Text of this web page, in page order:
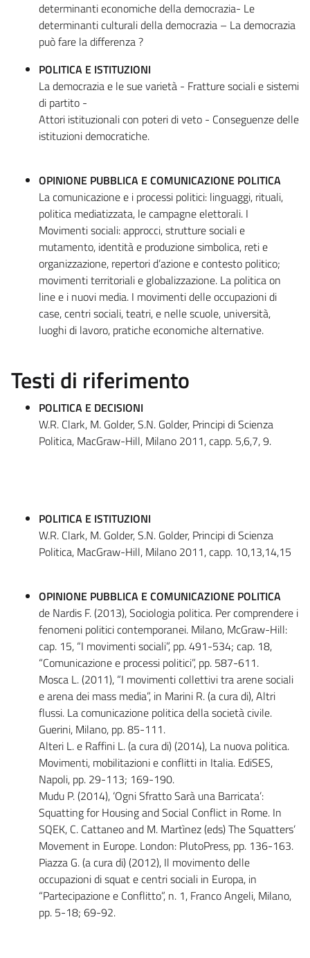
determinanti economiche della democrazia- Le
determinanti culturali della democrazia – La democrazia
può fare la differenza ?
POLITICA E ISTITUZIONI
La democrazia e le sue varietà - Fratture sociali e sistemi
di partito -
Attori istituzionali con poteri di veto - Conseguenze delle
istituzioni democratiche.
OPINIONE PUBBLICA E COMUNICAZIONE POLITICA
La comunicazione e i processi politici: linguaggi, rituali,
politica mediatizzata, le campagne elettorali. I
Movimenti sociali: approcci, strutture sociali e
mutamento, identità e produzione simbolica, reti e
organizzazione, repertori d’azione e contesto politico;
movimenti territoriali e globalizzazione. La politica on
line e i nuovi media. I movimenti delle occupazioni di
case, centri sociali, teatri, e nelle scuole, università,
luoghi di lavoro, pratiche economiche alternative.
Testi di riferimento
POLITICA E DECISIONI
W.R. Clark, M. Golder, S.N. Golder, Principi di Scienza
Politica, MacGraw-Hill, Milano 2011, capp. 5,6,7, 9.
POLITICA E ISTITUZIONI
W.R. Clark, M. Golder, S.N. Golder, Principi di Scienza
Politica, MacGraw-Hill, Milano 2011, capp. 10,13,14,15
OPINIONE PUBBLICA E COMUNICAZIONE POLITICA
de Nardis F. (2013), Sociologia politica. Per comprendere i
fenomeni politici contemporanei. Milano, McGraw-Hill:
cap. 15, “I movimenti sociali”, pp. 491-534; cap. 18,
“Comunicazione e processi politici”, pp. 587-611.
Mosca L. (2011), “I movimenti collettivi tra arene sociali
e arena dei mass media”, in Marini R. (a cura di), Altri
flussi. La comunicazione politica della società civile.
Guerini, Milano, pp. 85-111.
Alteri L. e Raffini L. (a cura di) (2014), La nuova politica.
Movimenti, mobilitazioni e conflitti in Italia. EdiSES,
Napoli, pp. 29-113; 169-190.
Mudu P. (2014), ‘Ogni Sfratto Sarà una Barricata’:
Squatting for Housing and Social Conflict in Rome. In
SQEK, C. Cattaneo and M. Martìnez (eds) The Squatters’
Movement in Europe. London: PlutoPress, pp. 136-163.
Piazza G. (a cura di) (2012), Il movimento delle
occupazioni di squat e centri sociali in Europa, in
“Partecipazione e Conflitto”, n. 1, Franco Angeli, Milano,
pp. 5-18; 69-92.